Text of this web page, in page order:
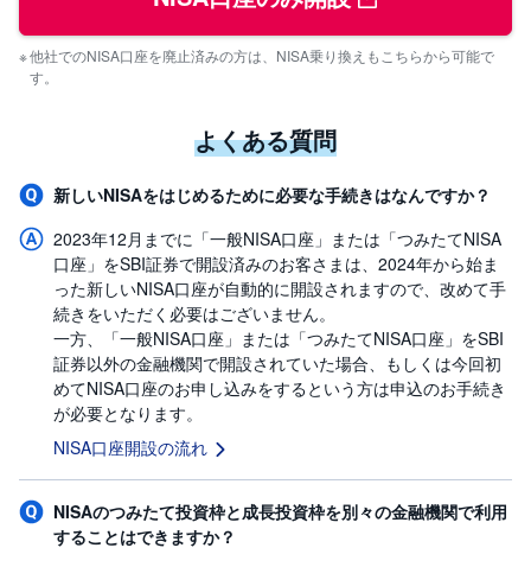
他社でのNISA口座を廃止済みの方は、NISA乗り換えもこちらから可能で
す。
よくある質問
新しいNISAをはじめるために必要な手続きはなんですか？
2023年12月までに「一般NISA口座」または「つみたてNISA
口座」をSBI証券で開設済みのお客さまは、2024年から始ま
った新しいNISA口座が自動的に開設されますので、改めて手
続きをいただく必要はございません。
一方、「一般NISA口座」または「つみたてNISA口座」をSBI
証券以外の金融機関で開設されていた場合、もしくは今回初
めてNISA口座のお申し込みをするという方は申込のお手続き
が必要となります。
NISA口座開設の流れ
NISAのつみたて投資枠と成長投資枠を別々の金融機関で利用
することはできますか？